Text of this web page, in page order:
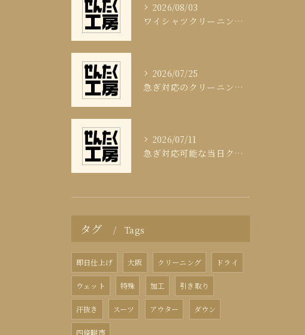
2026/08/03
ワイシャツクリーニング頻度と清潔感の科学
2026/07/25
急ぎ対応のクリーニング即日サービスの秘訣
2026/07/11
急ぎ対応可能な当日クリーニングの実態
タグ Tags
即日仕上げ 大阪 クリーニング ドライ
ウェット 特殊 加工 引き取り
汗抜き スーツ アウター ダウン
四條畷市